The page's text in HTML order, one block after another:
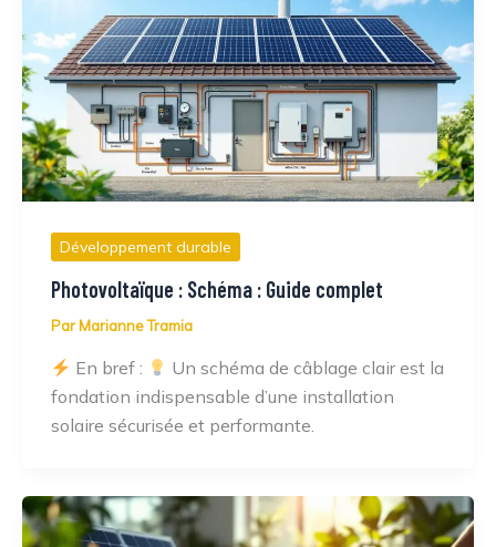
Développement durable
Photovoltaïque : Schéma : Guide complet
Par Marianne Tramia
En bref :
Un schéma de câblage clair est la
fondation indispensable d’une installation
solaire sécurisée et performante.